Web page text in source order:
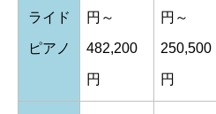
ライド
ピアノ
円～
482,200
円
円～
250,500
円